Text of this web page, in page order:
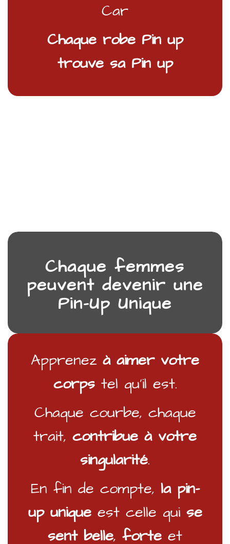
Car
Chaque robe Pin up
trouve sa Pin up
Chaque femmes
peuvent devenir une
Pin-Up Unique
Apprenez à aimer votre
corpstel qu’il est.
Chaque courbe, chaque
trait, contribue à votre
singularité.
En fin de compte, la pin-
up uniqueest celle qui se
sent belle, forte et